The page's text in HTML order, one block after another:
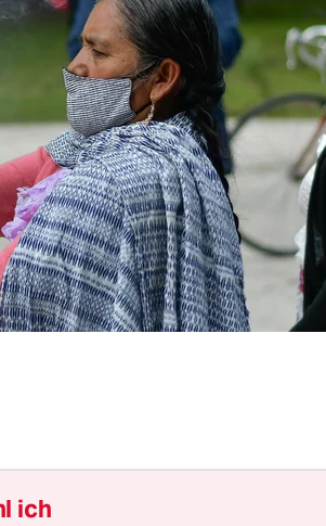
Nicht nur beim Amtseid,
ich